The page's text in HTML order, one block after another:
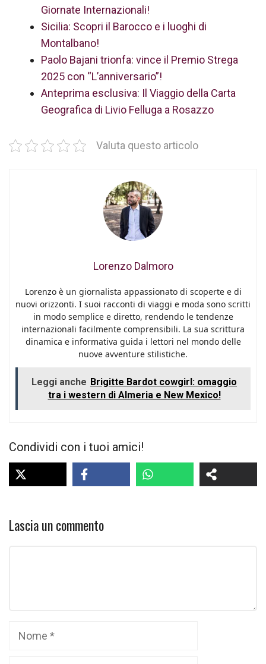
Giornate Internazionali!
Sicilia: Scopri il Barocco e i luoghi di
Montalbano!
Paolo Bajani trionfa: vince il Premio Strega
2025 con “L’anniversario”!
Anteprima esclusiva: Il Viaggio della Carta
Geografica di Livio Felluga a Rosazzo
Valuta questo articolo
Lorenzo Dalmoro
Lorenzo è un giornalista appassionato di scoperte e di
nuovi orizzonti. I suoi racconti di viaggi e moda sono scritti
in modo semplice e diretto, rendendo le tendenze
internazionali facilmente comprensibili. La sua scrittura
dinamica e informativa guida i lettori nel mondo delle
nuove avventure stilistiche.
Leggi anche Brigitte Bardot cowgirl: omaggio
tra i western di Almeria e New Mexico!
Condividi con i tuoi amici!
Lascia un commento